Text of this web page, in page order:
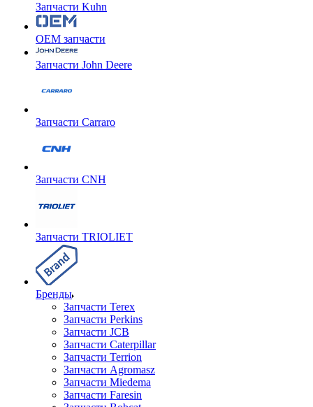
Запчасти Kuhn
OEM запчасти
Запчасти John Deere
Запчасти Carraro
Запчасти CNH
Запчасти TRIOLIET
Бренды
Запчасти Terex
Запчасти Perkins
Запчасти JCB
Запчасти Caterpillar
Запчасти Terrion
Запчасти Agromasz
Запчасти Miedema
Запчасти Faresin